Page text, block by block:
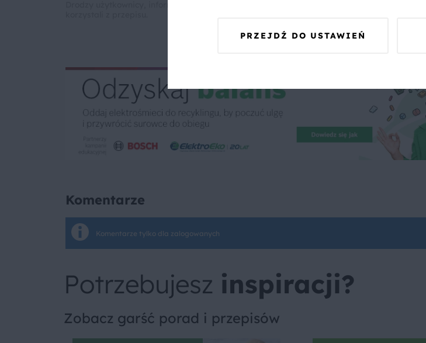
Komentarze
Komentarze tylko dla zalogowanych
Potrzebujesz inspiracji?
Zobacz garść porad i przepisów
PRZEJDŹ DO USTAWIEŃ